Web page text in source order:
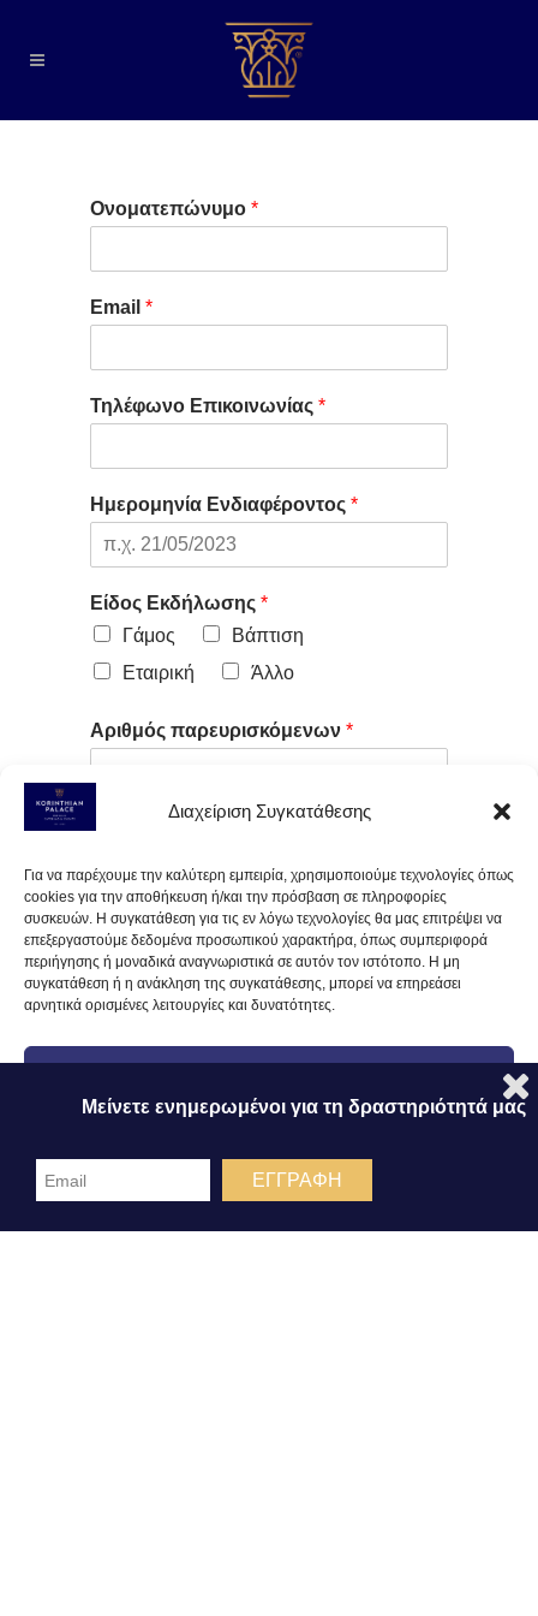
Διαχείριση Συγκατάθεσης
Για να παρέχουμε την καλύτερη εμπειρία, χρησιμοποιούμε τεχνολογίες όπως
cookies για την αποθήκευση ή/και την πρόσβαση σε πληροφορίες
συσκευών. Η συγκατάθεση για τις εν λόγω τεχνολογίες θα μας επιτρέψει να
επεξεργαστούμε δεδομένα προσωπικού χαρακτήρα, όπως συμπεριφορά
περιήγησης ή μοναδικά αναγνωριστικά σε αυτόν τον ιστότοπο. Η μη
συγκατάθεση ή η ανάκληση της συγκατάθεσης, μπορεί να επηρεάσει
αρνητικά ορισμένες λειτουργίες και δυνατότητες.
Προβολή προτιμήσεων
Cookies PolicyΠολιτική Απορρήτου
Ονοματεπώνυμο *
Email *
Τηλέφωνο Επικοινωνίας *
Ημερομηνία Ενδιαφέροντος *
Είδος Εκδήλωσης *
Γάμος
Βάπτιση
Εταιρική
Άλλο
Αριθμός παρευρισκόμενων *
Επιπλέον Διευκρινίσεις
Μείνετε ενημερωμένοι για τη δραστηριότητά μας
ΕΓΓΡΑΦΗ